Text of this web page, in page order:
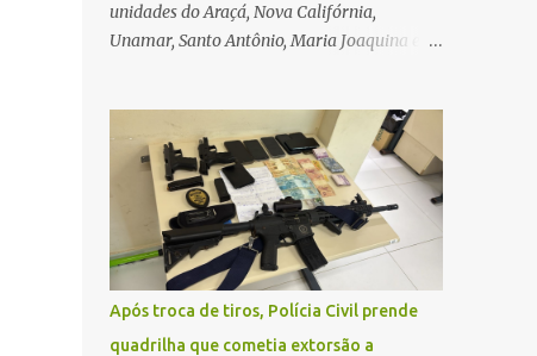
unidades do Araçá, Nova Califórnia,
Unamar, Santo Antônio, Maria Joaquina e
dia serão remarcadas; a orientação é que os
pacientes procurem as unidades na
segunda-feira (2) para saberem o dia da
remarcação. Contamos com a compreensão
de toda população, pois se trata de uma
situação climática que foge ao controle da
administração pública.
Após troca de tiros, Polícia Civil prende
quadrilha que cometia extorsão a